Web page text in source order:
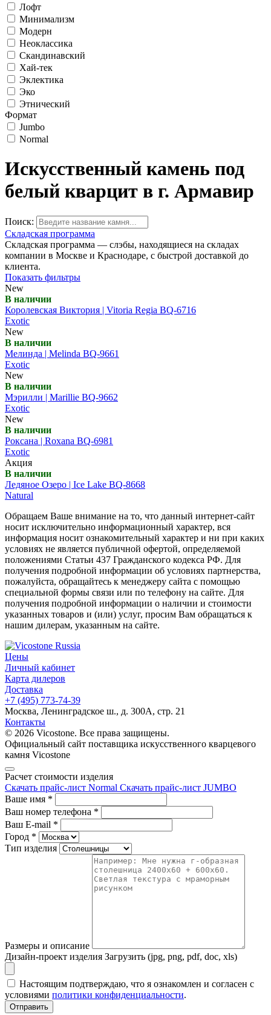
Лофт
Минимализм
Модерн
Неоклассика
Скандинавский
Хай-тек
Эклектика
Эко
Этнический
Формат
Jumbo
Normal
Искусственный камень под
белый кварцит в г. Армавир
Поиск:
Складская программа
Складская программа — слэбы, находящиеся на складах
компании в Москве и Краснодаре, с быстрой доставкой до
клиента.
Показать фильтры
New
В наличии
Королевская Виктория | Vitoria Regia BQ-6716
Exotic
New
В наличии
Мелинда | Melinda BQ-9661
Exotic
New
В наличии
Мэрилли | Marillie BQ-9662
Exotic
New
В наличии
Роксана | Roxana BQ-6981
Exotic
Акция
В наличии
Ледяное Озеро | Ice Lake BQ-8668
Natural
Обращаем Ваше внимание на то, что данный интернет-сайт
носит исключительно информационный характер, вся
информация носит ознакомительный характер и ни при каких
условиях не является публичной офертой, определяемой
положениями Статьи 437 Гражданского кодекса РФ. Для
получения подробной информации об условиях партнерства,
пожалуйста, обращайтесь к менеджеру сайта с помощью
специальной формы связи или по телефону на сайте. Для
получения подробной информации о наличии и стоимости
указанных товаров и (или) услуг, просим Вам обращаться к
нашим дилерам, указанным на сайте.
Цены
Личный кабинет
Карта дилеров
Доставка
+7 (495) 773-74-39
Москва, Ленинградское ш., д. 300А, стр. 21
Контакты
© 2026 Vicostone. Все права защищены.
Официальный сайт поставщика искусственного кварцевого
камня Vicostone
Расчет стоимости изделия
Скачать прайс-лист Normal Скачать прайс-лист JUMBO
Ваше имя *
Ваш номер телефона *
Ваш E-mail *
Город *
Тип изделия
Размеры и описание
Дизайн-проект изделия Загрузить (jpg, png, pdf, doc, xls)
Настоящим подтверждаю, что я ознакомлен и согласен с
условиями политики конфиденциальности.
Отправить